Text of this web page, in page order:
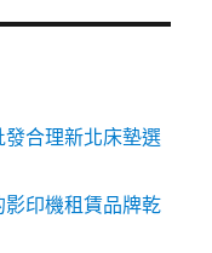
合理新北床墊選
印機租賃品牌乾